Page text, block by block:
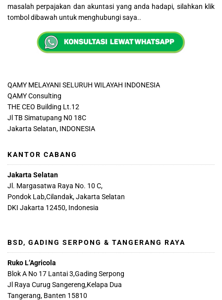
masalah perpajakan dan akuntasi yang anda hadapi, silahkan klik
tombol dibawah untuk menghubungi saya..
QAMY MELAYANI SELURUH WILAYAH INDONESIA
QAMY Consulting
THE CEO Building Lt.12
Jl TB Simatupang N0 18C
Jakarta Selatan, INDONESIA
KANTOR CABANG
Jakarta Selatan
Jl. Margasatwa Raya No. 10 C,
Pondok Lab,Cilandak, Jakarta Selatan
DKI Jakarta 12450, Indonesia
BSD, GADING SERPONG & TANGERANG RAYA
Ruko L’Agricola
Blok A No 17 Lantai 3,Gading Serpong
Jl Raya Curug Sangereng,Kelapa Dua
Tangerang, Banten 15810